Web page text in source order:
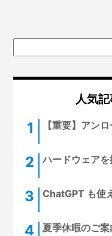
人気
【重要】アン
ハードウェア
ChatGPT も使
夏季休暇のご案